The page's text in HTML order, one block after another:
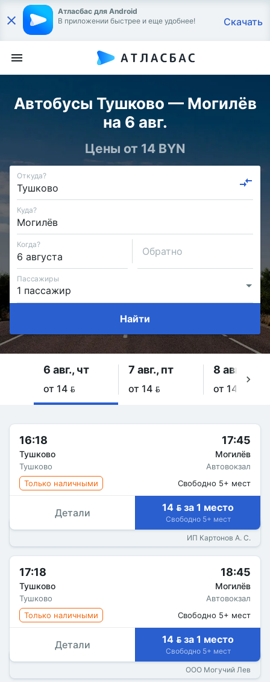
Атласбас для Android
В приложении быстрее и еще удобнее!
Скачать
Автобусы Тушково — Могилёв
на 6 авг.
Цены от 14 BYN
Откуда?
Куда?
Когда?
Обратно
Пассажиры
Найти
6 авг., чт
от 14 
7 авг., пт
от 14 
8 авг., сб
от 14 
16:18
Тушково
Тушково
17:45
Могилёв
Автовокзал
Только наличными
Свободно 5+ мест
Детали 14  за 1 место
Свободно 5+ мест
ИП Картонов А. С.
17:18
Тушково
Тушково
18:45
Могилёв
Автовокзал
Только наличными
Свободно 5+ мест
Детали 14  за 1 место
Свободно 5+ мест
ООО Могучий Лев